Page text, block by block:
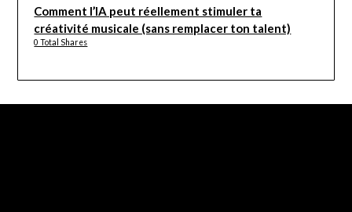
Comment l’IA peut réellement stimuler ta
créativité musicale (sans remplacer ton talent)
0 Total Shares